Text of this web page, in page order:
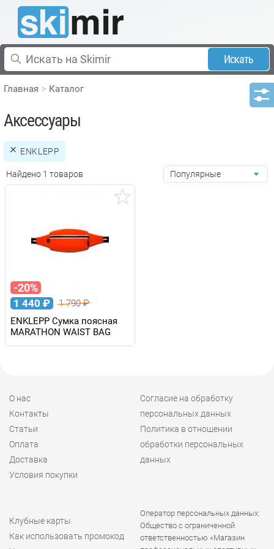
Искать
Главная Каталог
Аксессуары
ENKLEPP
Найдено 1 товаров Популярные
-20%
1 440 ₽ 1 790₽
ENKLEPP Сумка поясная
MARATHON WAIST BAG
О нас
Контакты
Статьи
Оплата
Доставка
Условия покупки
Согласие на обработку
персональных данных
Политика в отношении
обработки персональных
данных
Клубные карты
Как использовать промокод
Оператор персональных данных:
Общество с ограниченной
ответственностью «Магазин